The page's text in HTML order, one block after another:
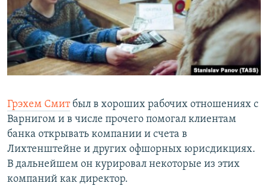
Грэхем Смитбыл в хороших рабочих отношениях с
Варнигом и в числе прочего помогал клиентам
банка открывать компании и счета в
Лихтенштейне и других офшорных юрисдикциях.
В дальнейшем он курировал некоторые из этих
компаний как директор.